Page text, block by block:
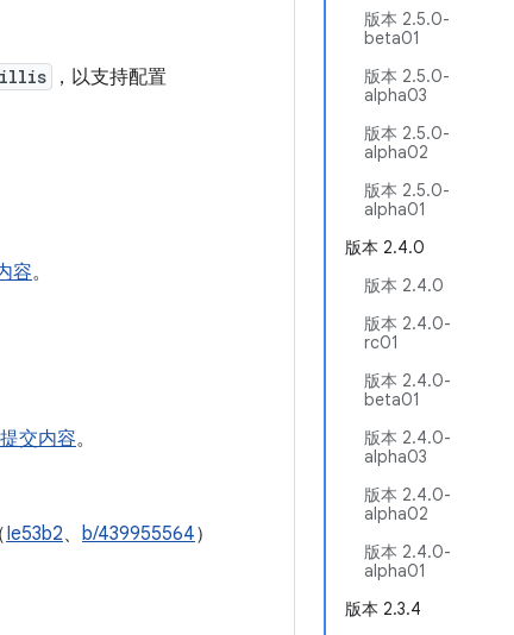
版本 2.5.0-
beta01
版本 2.5.0-
alpha03
版本 2.5.0-
alpha02
版本 2.5.0-
alpha01
版本 2.4.0
版本 2.4.0
版本 2.4.0-
rc01
版本 2.4.0-
beta01
版本 2.4.0-
alpha03
版本 2.4.0-
alpha02
版本 2.4.0-
alpha01
版本 2.3.4
，以支持配置
容。
交内容。
Ie53b2、 b/439955564）